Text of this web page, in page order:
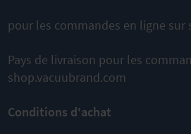
pour les commandes en ligne sur
Pays de livraison pour les
shop.vacuubrand.com
Conditions d'achat